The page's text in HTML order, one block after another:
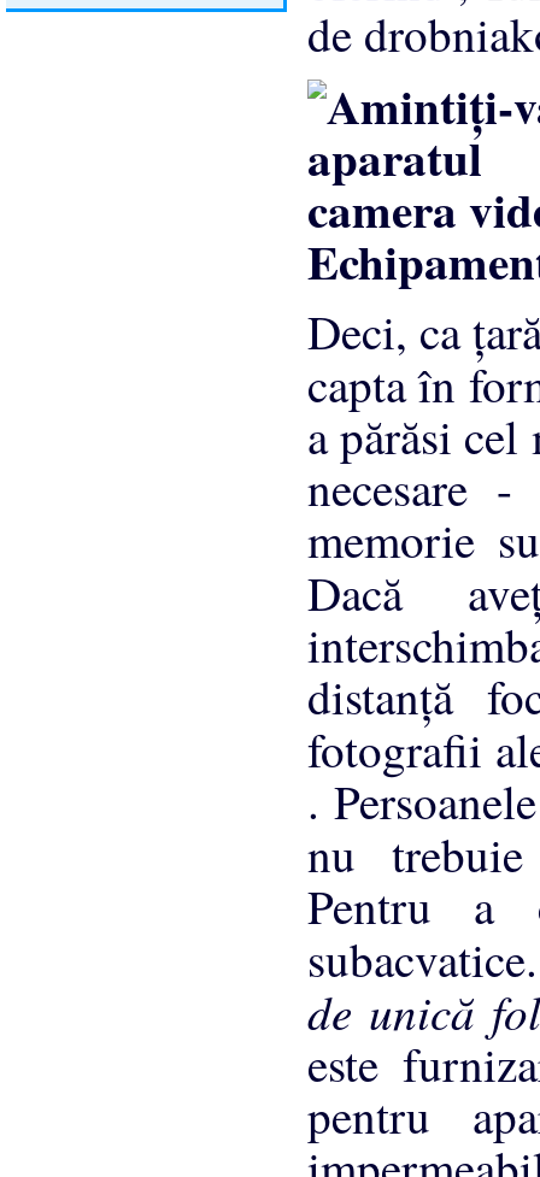
de
Deci, ca
capta în
a părăsi
necesare
memorie
Dacă
distanţă
fotografii
.
nu
Pentru a
de unică
este
pentru